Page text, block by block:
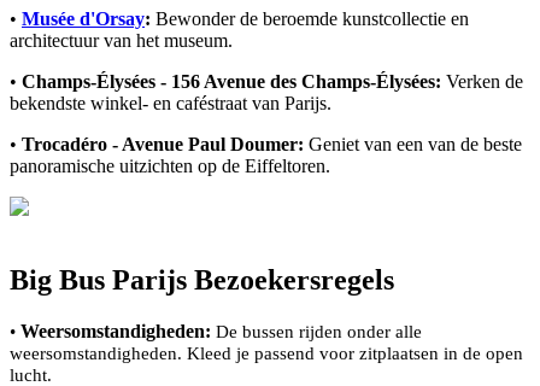
• Musée d'Orsay: Bewonder de beroemde kunstcollectie en
architectuur van het museum.
• Champs-Élysées - 156 Avenue des Champs-Élysées: Verken de
bekendste winkel- en caféstraat van Parijs.
• Trocadéro - Avenue Paul Doumer: Geniet van een van de beste
panoramische uitzichten op de Eiffeltoren.
Big Bus Parijs Bezoekersregels
• Weersomstandigheden: De bussen rijden onder alle
weersomstandigheden. Kleed je passend voor zitplaatsen in de open
lucht.